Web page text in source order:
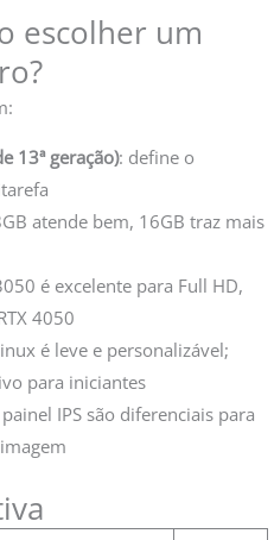
escolher um
13ª geração): define o
atende bem, 16GB traz mais
é excelente para Full HD,
4050
é leve e personalizável;
para iniciantes
IPS são diferenciais para